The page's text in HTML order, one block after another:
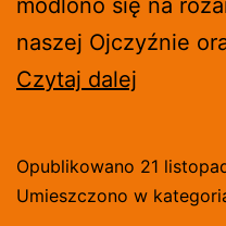
modlono się na
naszej Ojczyźnie
Czytaj dalej
Opublikowano 21
Umieszczono w